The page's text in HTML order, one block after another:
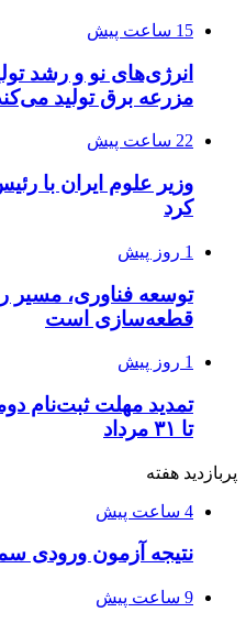
15 ساعت پیش
انرژی‌های نو و رشد
مزرعه‌ برق تولید
22 ساعت پیش
وزیر علوم ایران با
کرد
1 روز پیش
توسعه فناوری، مسیر
قطعه‌سازی است
1 روز پیش
تا ۳۱ مرداد
پربازدید هفته
4 ساعت پیش
نتیجه آزمون ورودی سمپاد سال
9 ساعت پیش